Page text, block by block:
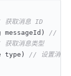
取消息 ID
// 设
取消息类型
type)
// 设置消息